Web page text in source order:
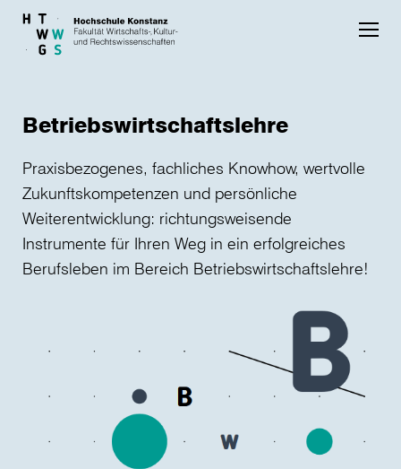
Skip to main content
Betriebswirtschaftslehre
Praxisbezogenes, fachliches Knowhow, wertvolle
Zukunftskompetenzen und persönliche
Weiterentwicklung: richtungsweisende
Instrumente für Ihren Weg in ein erfolgreiches
Berufsleben im Bereich Betriebswirtschaftslehre!